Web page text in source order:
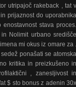
utripajoč rakeback , tat v
prijaznost do uporabnika
stava proces.
Nolimit urbano središče
mi okus iz omare za .
ponašati se atomska
kritika in preizkušeno in
, zanesljivost in
$ sto bonus z adenin 30x